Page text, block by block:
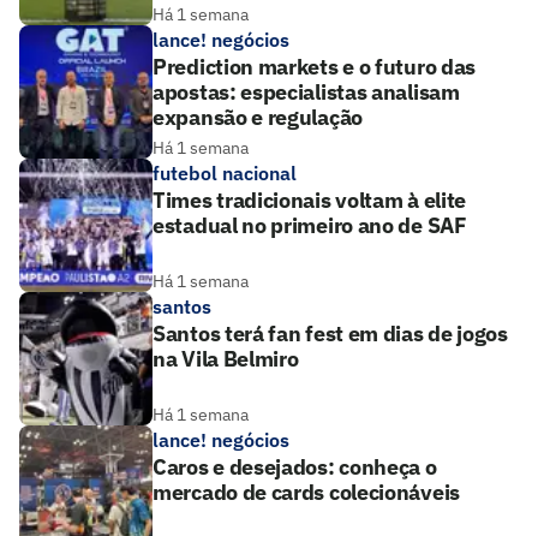
Há 1 semana
lance! negócios
Prediction markets e o futuro das
apostas: especialistas analisam
expansão e regulação
Há 1 semana
futebol nacional
Times tradicionais voltam à elite
estadual no primeiro ano de SAF
Há 1 semana
santos
Santos terá fan fest em dias de jogos
na Vila Belmiro
Há 1 semana
lance! negócios
Caros e desejados: conheça o
mercado de cards colecionáveis